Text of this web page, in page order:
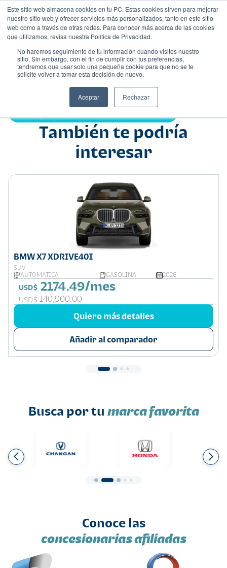
Este sitio web almacena cookies en tu PC. Estas cookies sirven para mejorar
nuestro sitio web y ofrecer servicios más personalizados, tanto en este sitio
web como a través de otras redes. Para conocer más acerca de las cookies
que utilizamos, revisa nuestra Política de Privacidad.
No haremos seguimiento de tu información cuando visites nuestro
sitio. Sin embargo, con el fin de cumplir con tus preferencias,
tendremos que usar solo una pequeña cookie para que no se te
solicite volver a tomar esta decisión de nuevo.
Aceptar Rechazar
Nombre
También te podría
interesar
BMW X7 XDRIVE40I
SUV
AUTOMÁTICA
GASOLINA 2026
USD$ 2174.49/mes
USD$ 140,900.00
Quiero más detalles
Añadir al comparador
Busca por tu marca favorita
Conoce las
concesionarias afiliadas